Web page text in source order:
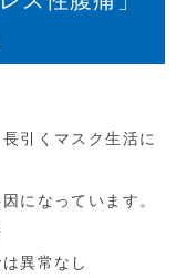
引くマスク生活に
になっています。
異常なし